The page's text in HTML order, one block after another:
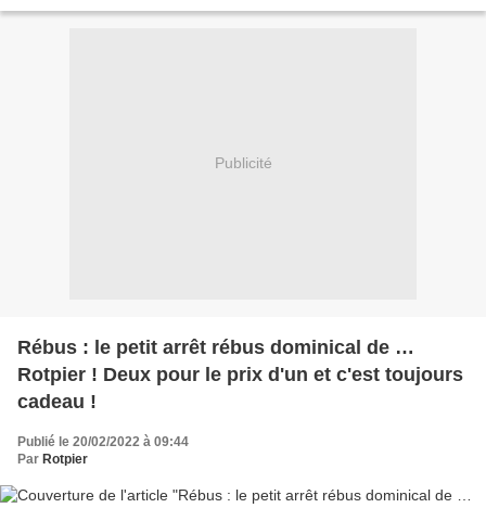
Publicité
Rébus : le petit arrêt rébus dominical de …
Rotpier ! Deux pour le prix d'un et c'est toujours
cadeau !
Publié le 20/02/2022 à 09:44
Par Rotpier